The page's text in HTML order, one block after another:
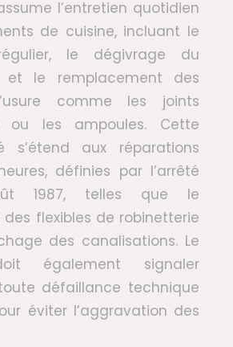
l’entretien quotidien
de cuisine, incluant le
le dégivrage du
et le remplacement des
comme les joints
ou les ampoules. Cette
s’étend aux réparations
définies par l’arrêté
1987, telles que le
flexibles de robinetterie
des canalisations. Le
également signaler
défaillance technique
éviter l’aggravation des